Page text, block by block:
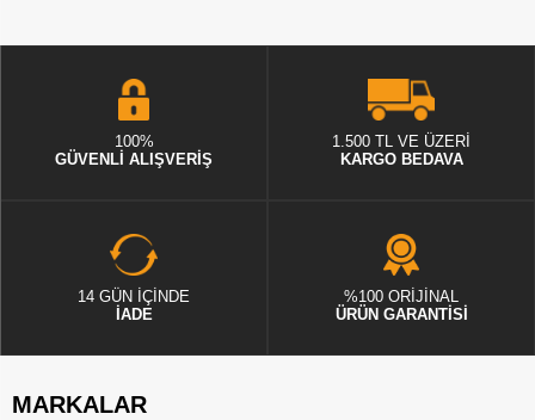
100%
GÜVENLİ ALIŞVERİŞ
1.500 TL VE ÜZERİ
KARGO BEDAVA
14 GÜN İÇİNDE
İADE
%100 ORİJİNAL
ÜRÜN GARANTİSİ
MARKALAR